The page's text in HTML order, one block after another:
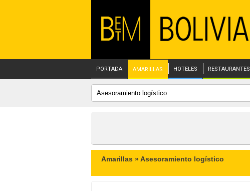
PORTADA AMARILLAS HOTELES RESTAURANTES
Amarillas »Asesoramiento logístico